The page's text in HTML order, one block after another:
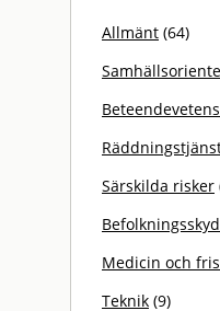
Allmänt (64)
Särskilda risker
Medicin och
Teknik (9)